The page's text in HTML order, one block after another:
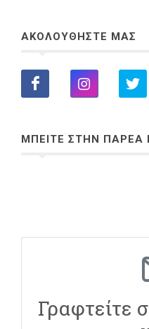
ΑΚΟΛΟΥΘΗΣΤΕ ΜΑΣ
ΜΠΕΙΤΕ ΣΤΗΝ ΠΑΡΕΑ
Γραφτείτε